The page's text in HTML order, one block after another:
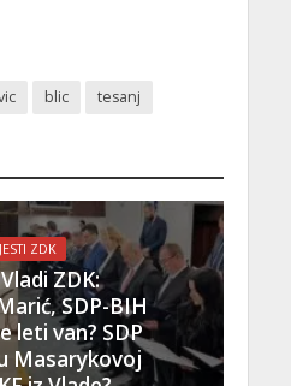
blic tesanj
ZDK
ZDK:
SDP-BIH
leti van? SDP
Masarykovoj